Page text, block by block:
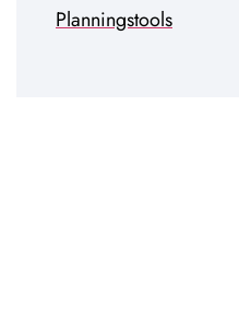
Planningstools